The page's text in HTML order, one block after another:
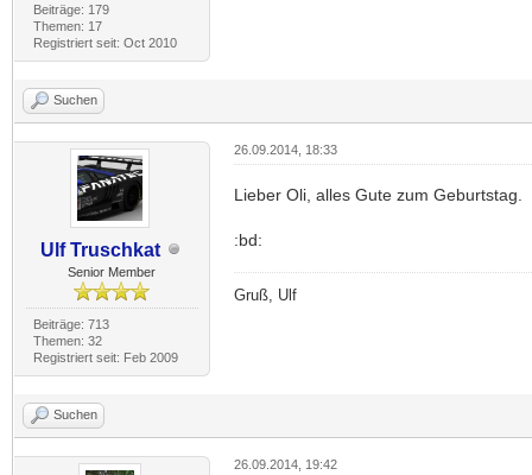
Beiträge: 179
Themen: 17
Registriert seit: Oct 2010
Suchen
Ulf Truschkat
Senior Member
Beiträge: 713
Themen: 32
Registriert seit: Feb 2009
26.09.2014, 18:33
Lieber Oli, alles Gute zum Geburtstag.
:bd:
Gruß, Ulf
Suchen
26.09.2014, 19:42